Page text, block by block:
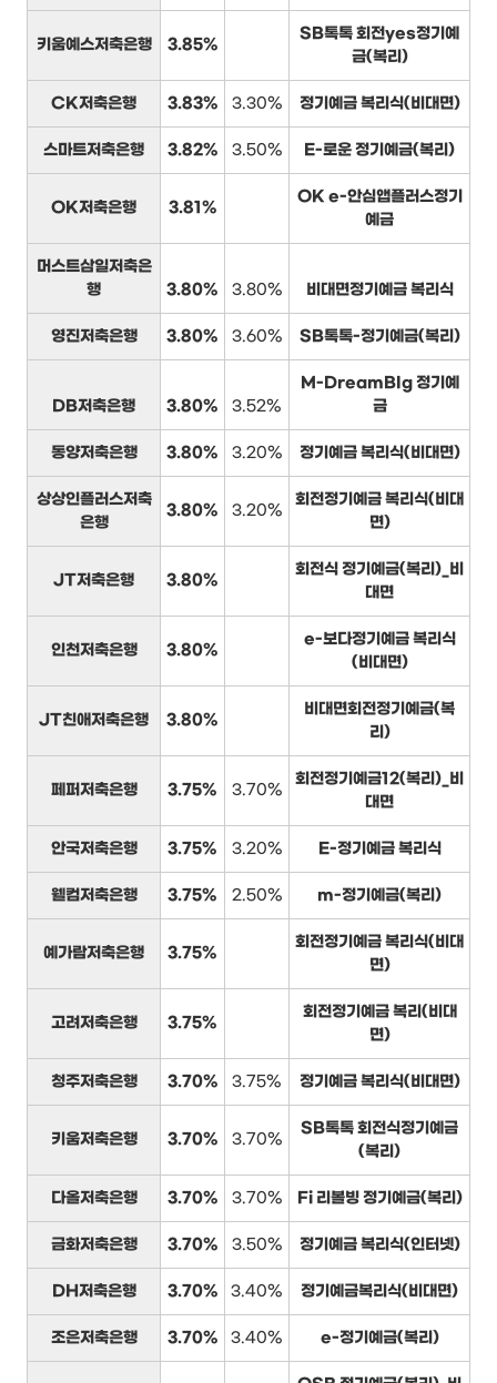
키움예스저축은행 3.85%
SB톡톡 회전yes정기예
금(복리)
CK저축은행 3.83% 3.30% 정기예금 복리식(비대면)
스마트저축은행 3.82% 3.50% E-로운 정기예금(복리)
OK저축은행 3.81%
OK e-안심앱플러스정기
예금
머스트삼일저축은
행
3.80% 3.80% 비대면정기예금 복리식
영진저축은행 3.80% 3.60% SB톡톡-정기예금(복리)
DB저축은행 3.80% 3.52%
M-DreamBIg 정기예
금
동양저축은행 3.80% 3.20% 정기예금 복리식(비대면)
상상인플러스저축
은행
3.80% 3.20%
회전정기예금 복리식(비대
면)
JT저축은행 3.80%
회전식 정기예금(복리)_비
대면
인천저축은행 3.80%
e-보다정기예금 복리식
(비대면)
JT친애저축은행 3.80%
비대면회전정기예금(복
리)
페퍼저축은행 3.75% 3.70%
회전정기예금12(복리)_비
대면
안국저축은행 3.75% 3.20% E-정기예금 복리식
웰컴저축은행 3.75% 2.50% m-정기예금(복리)
예가람저축은행 3.75%
회전정기예금 복리식(비대
면)
고려저축은행 3.75%
회전정기예금 복리(비대
면)
청주저축은행 3.70% 3.75% 정기예금 복리식(비대면)
키움저축은행 3.70% 3.70%
SB톡톡 회전식정기예금
(복리)
다올저축은행 3.70% 3.70% Fi 리볼빙 정기예금(복리)
금화저축은행 3.70% 3.50% 정기예금 복리식(인터넷)
DH저축은행 3.70% 3.40% 정기예금복리식(비대면)
조은저축은행 3.70% 3.40% e-정기예금(복리)